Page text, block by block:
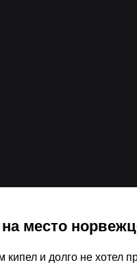
место
и долго не хотел